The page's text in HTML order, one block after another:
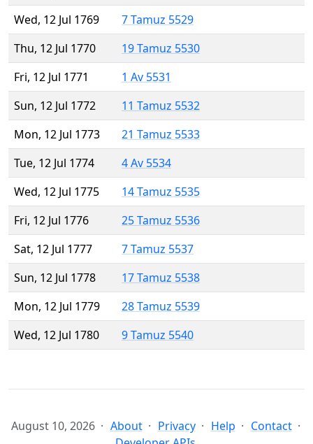
Wed, 12 Jul 1769
7 Tamuz 5529
Thu, 12 Jul 1770
19 Tamuz 5530
Fri, 12 Jul 1771
1 Av 5531
Sun, 12 Jul 1772
11 Tamuz 5532
Mon, 12 Jul 1773
21 Tamuz 5533
Tue, 12 Jul 1774
4 Av 5534
Wed, 12 Jul 1775
14 Tamuz 5535
Fri, 12 Jul 1776
25 Tamuz 5536
Sat, 12 Jul 1777
7 Tamuz 5537
Sun, 12 Jul 1778
17 Tamuz 5538
Mon, 12 Jul 1779
28 Tamuz 5539
Wed, 12 Jul 1780
9 Tamuz 5540
August 10, 2026 About Privacy Help
Contact